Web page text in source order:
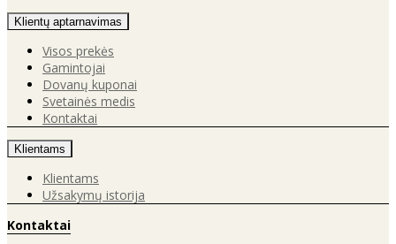
Klientų aptarnavimas
Visos prekės
Gamintojai
Dovanų kuponai
Svetainės medis
Kontaktai
Klientams
Klientams
Užsakymų istorija
Kontaktai